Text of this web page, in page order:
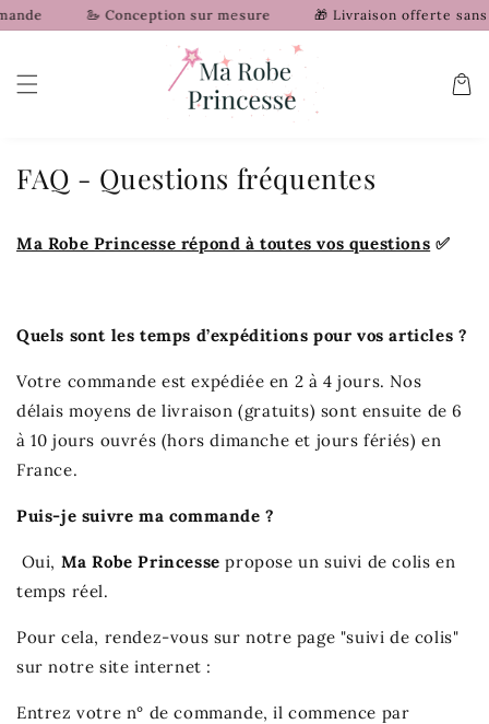
passer🦢 Conception sur mesure 🎁 Livraison offerte sans
Panier
FAQ - Questions fréquentes
Ma Robe Princesse répond à toutes vos questions ✅
Quels sont les temps d’expéditions pour vos articles ?
Votre commande est expédiée en 2 à 4 jours. Nos
délais moyens de livraison (gratuits) sont ensuite de 6
à 10 jours ouvrés (hors dimanche et jours fériés) en
France.
Puis-je suivre ma commande ?
Oui, Ma Robe Princesse propose un suivi de colis en
temps réel.
Pour cela, rendez-vous sur notre page "suivi de colis"
sur notre site internet :
Entrez votre n° de commande, il commence par